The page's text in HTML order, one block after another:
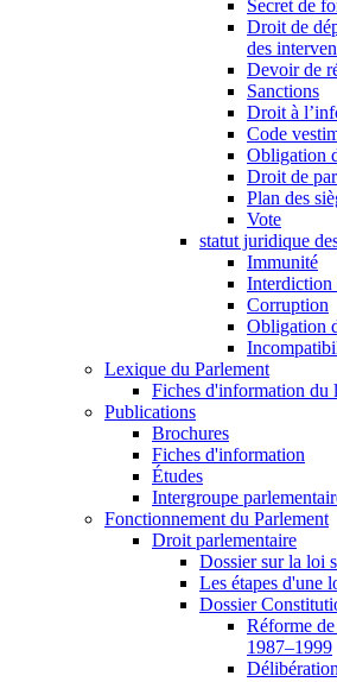
Secret de
Droit de
des
Devoir de
Sanctions
Droit à
Code
Obligation
Droit de
Plan des
Vote
statut juridique
Immunité
Interdiction
Corruption
Obligation
Lexique du Parlement
Fiches d'information du
Publications
Brochures
Fiches d'information
Études
Intergroupe
Fonctionnement du Parlement
Droit parlementaire
Dossier sur la loi
Les étapes d'une
Dossier
Réforme
1987–1999